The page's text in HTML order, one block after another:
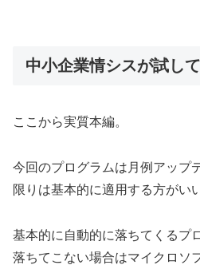
中小企業情シスが試し
ここから実質本編。
今回のプログラムは月例アップ
限りは基本的に適用する方がい
基本的に自動的に落ちてくるプ
落ちてこない場合はマイクロ